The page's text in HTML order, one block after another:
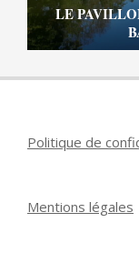
LE
Politique de
Mentions légales